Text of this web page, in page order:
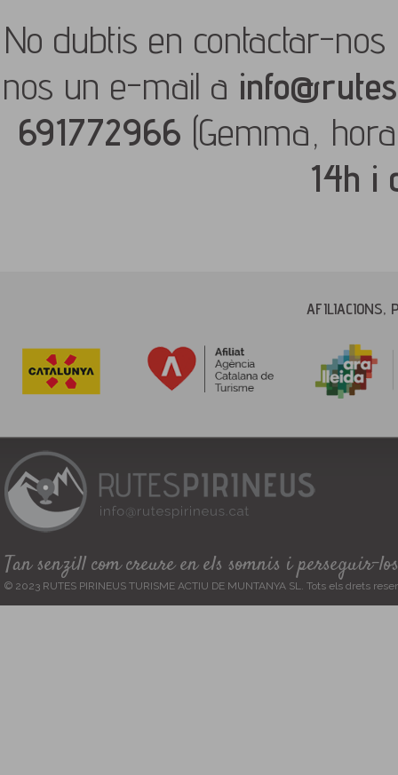
No dubtis en contactar-
nos un e-mail a
691772966 (Gemma,
14h i
AFILIACIONS,
Tan senzill com creure en els somnis i perseguir-los
© 2023 RUTES PIRINEUS TURISME ACTIU DE MUNTANYA SL. Tots els drets